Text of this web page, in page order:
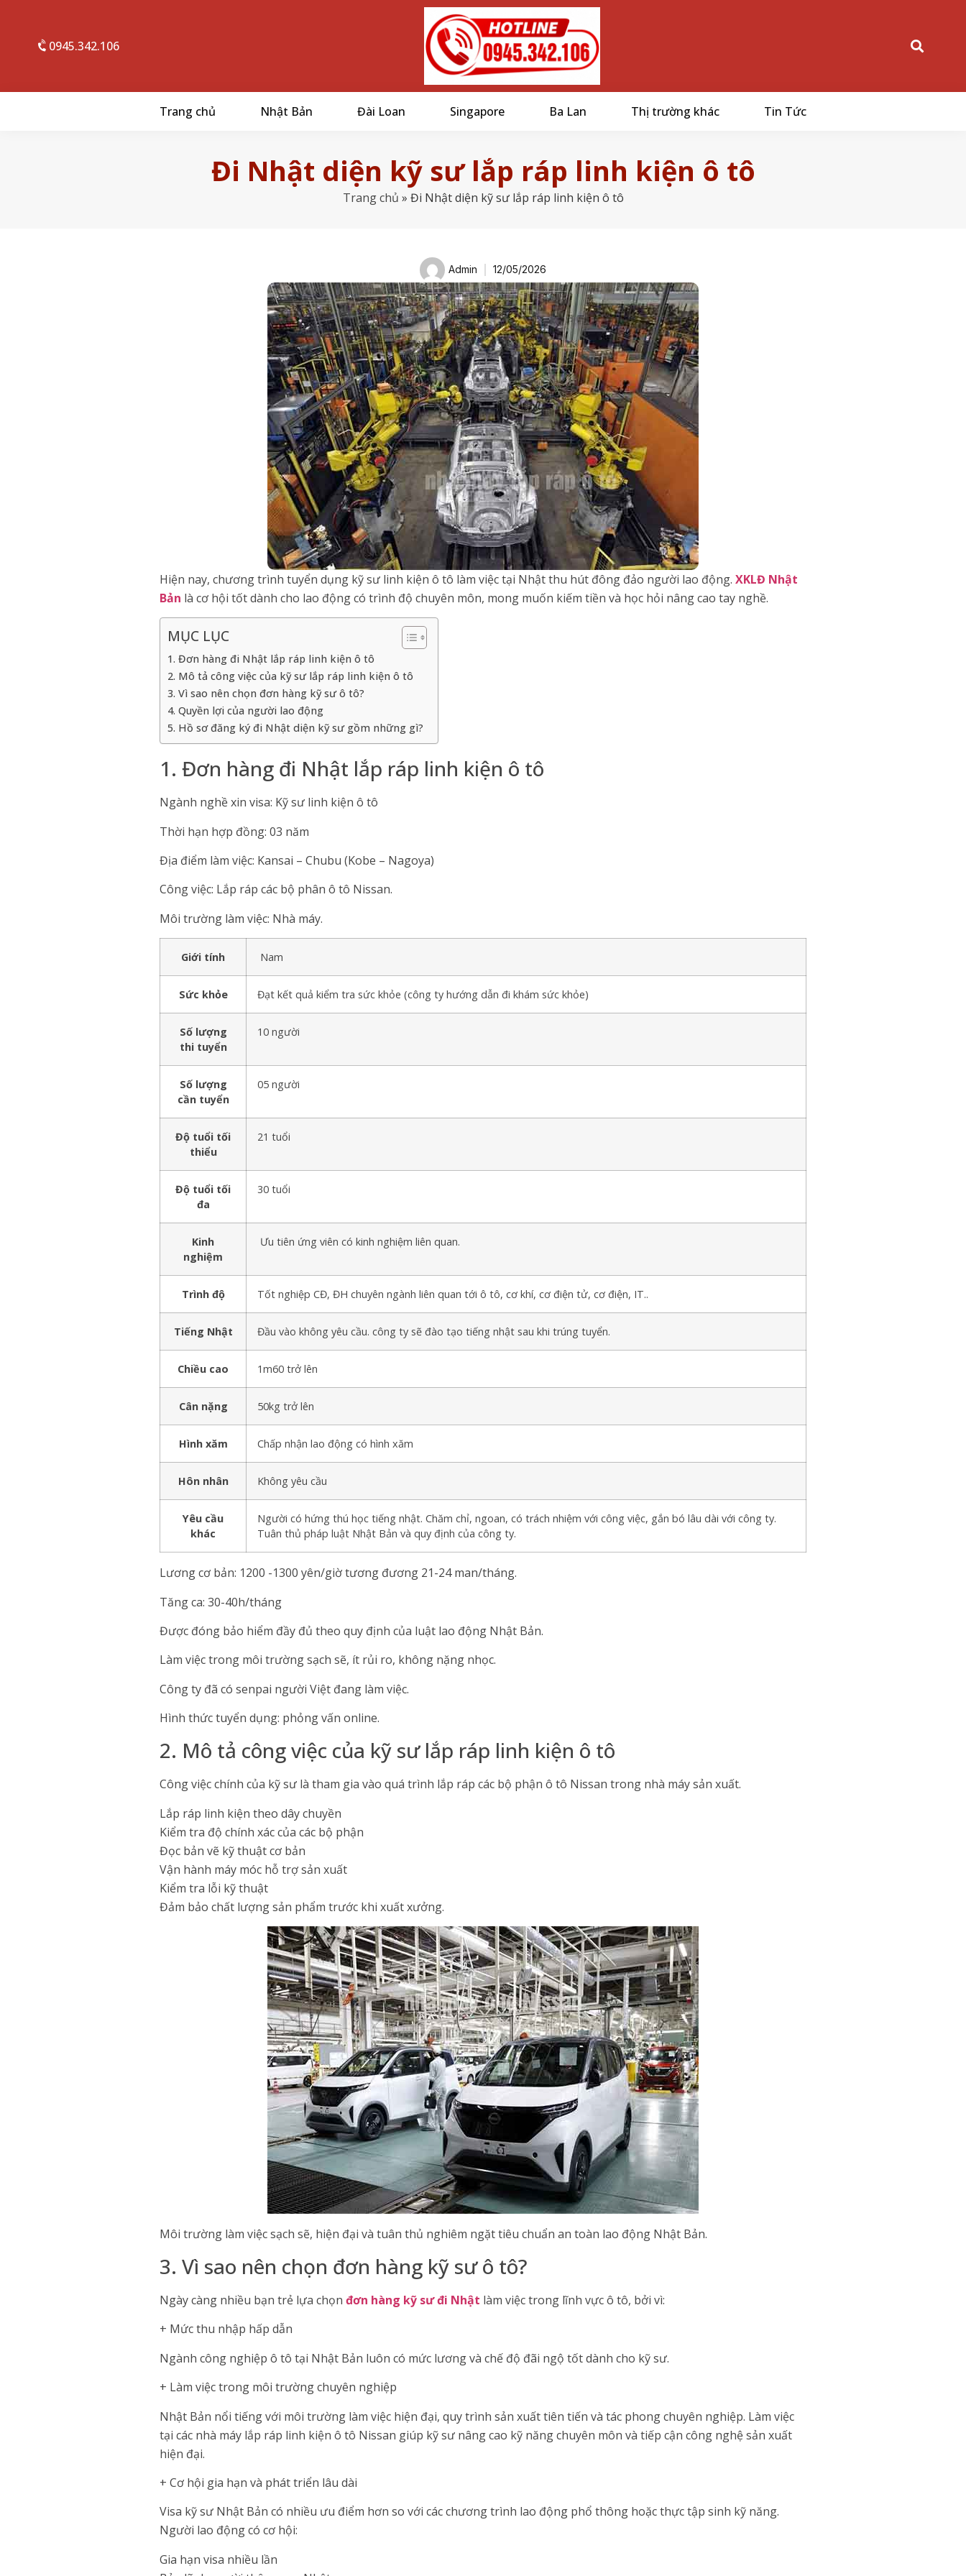
0945.342.106
Trang chủ Nhật Bản Đài Loan Singapore Ba Lan Thị trường khác Tin Tức
Đi Nhật diện kỹ sư lắp ráp linh kiện ô tô
Trang chủ » Đi Nhật diện kỹ sư lắp ráp linh kiện ô tô
Admin 12/05/2026
Hiện nay, chương trình tuyển dụng kỹ sư linh kiện ô tô làm việc tại Nhật thu hút đông đảo người lao động. XKLĐ Nhật
Bản là cơ hội tốt dành cho lao động có trình độ chuyên môn, mong muốn kiếm tiền và học hỏi nâng cao tay nghề.
MỤC LỤC
1. Đơn hàng đi Nhật lắp ráp linh kiện ô tô
2. Mô tả công việc của kỹ sư lắp ráp linh kiện ô tô
3. Vì sao nên chọn đơn hàng kỹ sư ô tô?
4. Quyền lợi của người lao động
5. Hồ sơ đăng ký đi Nhật diện kỹ sư gồm những gì?
1. Đơn hàng đi Nhật lắp ráp linh kiện ô tô
Ngành nghề xin visa: Kỹ sư linh kiện ô tô
Thời hạn hợp đồng: 03 năm
Địa điểm làm việc: Kansai – Chubu (Kobe – Nagoya)
Công việc: Lắp ráp các bộ phân ô tô Nissan.
Môi trường làm việc: Nhà máy.
Giới tính Nam
Sức khỏe Đạt kết quả kiểm tra sức khỏe (công ty hướng dẫn đi khám sức khỏe)
Số lượng
thi tuyển
10 người
Số lượng
cần tuyển
05 người
Độ tuổi tối
thiểu
21 tuổi
Độ tuổi tối
đa
30 tuổi
Kinh
nghiệm
Ưu tiên ứng viên có kinh nghiệm liên quan.
Trình độ Tốt nghiệp CĐ, ĐH chuyên ngành liên quan tới ô tô, cơ khí, cơ điện tử, cơ điện, IT..
Tiếng Nhật Đầu vào không yêu cầu. công ty sẽ đào tạo tiếng nhật sau khi trúng tuyển.
Chiều cao 1m60 trở lên
Cân nặng 50kg trở lên
Hình xăm Chấp nhận lao động có hình xăm
Hôn nhân Không yêu cầu
Yêu cầu
khác
Người có hứng thú học tiếng nhật. Chăm chỉ, ngoan, có trách nhiệm với công việc, gắn bó lâu dài với công ty.
Tuân thủ pháp luật Nhật Bản và quy định của công ty.
Lương cơ bản: 1200 -1300 yên/giờ tương đương 21-24 man/tháng.
Tăng ca: 30-40h/tháng
Được đóng bảo hiểm đầy đủ theo quy định của luật lao động Nhật Bản.
Làm việc trong môi trường sạch sẽ, ít rủi ro, không nặng nhọc.
Công ty đã có senpai người Việt đang làm việc.
Hình thức tuyển dụng: phỏng vấn online.
2. Mô tả công việc của kỹ sư lắp ráp linh kiện ô tô
Công việc chính của kỹ sư là tham gia vào quá trình lắp ráp các bộ phận ô tô Nissan trong nhà máy sản xuất.
Lắp ráp linh kiện theo dây chuyền
Kiểm tra độ chính xác của các bộ phận
Đọc bản vẽ kỹ thuật cơ bản
Vận hành máy móc hỗ trợ sản xuất
Kiểm tra lỗi kỹ thuật
Đảm bảo chất lượng sản phẩm trước khi xuất xưởng.
Môi trường làm việc sạch sẽ, hiện đại và tuân thủ nghiêm ngặt tiêu chuẩn an toàn lao động Nhật Bản.
3. Vì sao nên chọn đơn hàng kỹ sư ô tô?
Ngày càng nhiều bạn trẻ lựa chọn đơn hàng kỹ sư đi Nhật làm việc trong lĩnh vực ô tô, bởi vì:
+ Mức thu nhập hấp dẫn
Ngành công nghiệp ô tô tại Nhật Bản luôn có mức lương và chế độ đãi ngộ tốt dành cho kỹ sư.
+ Làm việc trong môi trường chuyên nghiệp
Nhật Bản nổi tiếng với môi trường làm việc hiện đại, quy trình sản xuất tiên tiến và tác phong chuyên nghiệp. Làm việc
tại các nhà máy lắp ráp linh kiện ô tô Nissan giúp kỹ sư nâng cao kỹ năng chuyên môn và tiếp cận công nghệ sản xuất
hiện đại.
+ Cơ hội gia hạn và phát triển lâu dài
Visa kỹ sư Nhật Bản có nhiều ưu điểm hơn so với các chương trình lao động phổ thông hoặc thực tập sinh kỹ năng.
Người lao động có cơ hội:
Gia hạn visa nhiều lần